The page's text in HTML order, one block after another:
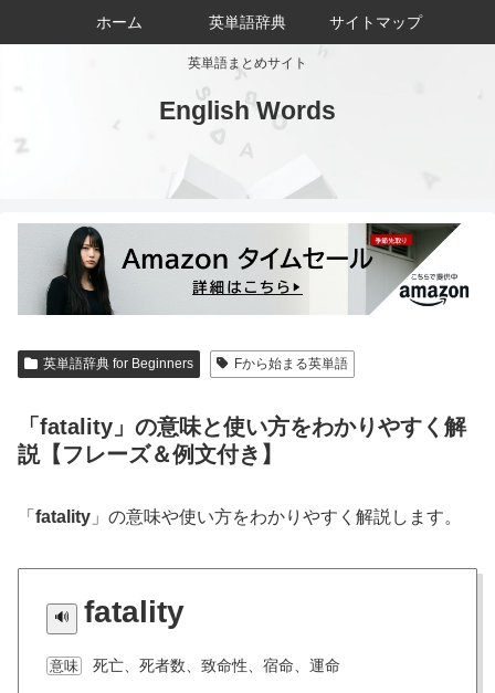
英単語まとめサイト
English Words
ホーム 英単語辞典 サイトマップ
英単語辞典 for Beginners Fから始まる英単語
「fatality」の意味と使い方をわかりやすく解
説【フレーズ＆例文付き】
「 fatality 」の意味や使い方をわかりやすく解説します。
fatality
意味 死亡、死者数、致命性、宿命、運命